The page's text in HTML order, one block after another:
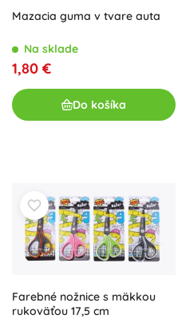
Mazacia guma v tvare auta
Na sklade
1,80 €
Do košíka
Farebné nožnice s mäkkou
rukoväťou 17,5 cm